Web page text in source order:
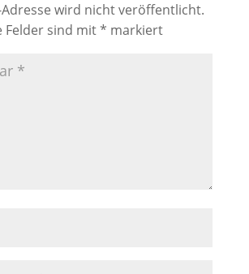
Adresse wird nicht veröffentlicht.
Felder sind mit* markiert